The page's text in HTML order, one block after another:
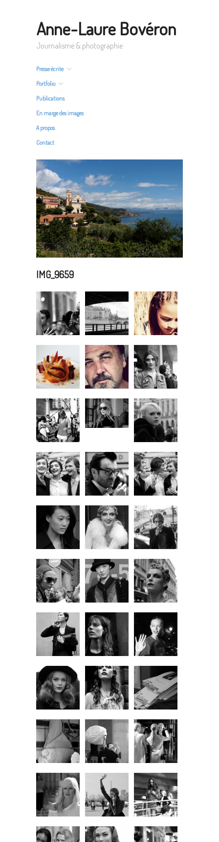
Anne-Laure Bovéron
Journalisme & photographie
Presse écrite
Portfolio
Publications
En marge des images
A propos
Contact
IMG_9659